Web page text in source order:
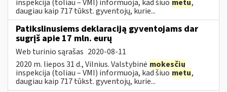
inspekcija (toliau – VMI) informuoja, kad šiuometu,
daugiau kaip 717 tūkst. gyventojų, kurie...
Patikslinusiems deklaraciją gyventojams dar
sugrįš apie 17 mln. eurų
Web turinio sąrašas 2020-08-11
2020 m. liepos 31 d., Vilnius. Valstybinė mokesčių
inspekcija (toliau – VMI) informuoja, kad šiuometu,
daugiau kaip 717 tūkst. gyventojų, kurie...